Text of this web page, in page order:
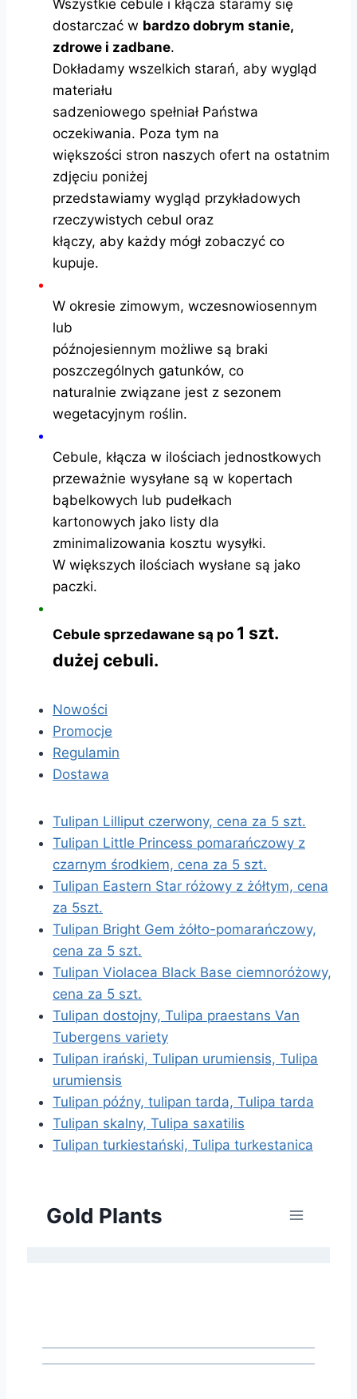
Wszystkie cebule i kłącza staramy się
dostarczać w bardzo dobrym stanie,
zdrowe i zadbane.
Dokładamy wszelkich starań, aby wygląd
materiału
sadzeniowego spełniał Państwa
oczekiwania. Poza tym na
większości stron naszych ofert na ostatnim
zdjęciu poniżej
przedstawiamy wygląd przykładowych
rzeczywistych cebul oraz
kłączy, aby każdy mógł zobaczyć co
kupuje.
W okresie zimowym, wczesnowiosennym
lub
późnojesiennym możliwe są braki
poszczególnych gatunków, co
naturalnie związane jest z sezonem
wegetacyjnym roślin.
Cebule, kłącza w ilościach jednostkowych
przeważnie wysyłane są w kopertach
bąbelkowych lub pudełkach
kartonowych jako listy dla
zminimalizowania kosztu wysyłki.
W większych ilościach wysłane są jako
paczki.
Cebule sprzedawane są po 1 szt.
dużej cebuli.
Nowości
Promocje
Regulamin
Dostawa
Tulipan Lilliput czerwony, cena za 5 szt.
Tulipan Little Princess pomarańczowy z
czarnym środkiem, cena za 5 szt.
Tulipan Eastern Star różowy z żółtym, cena
za 5szt.
Tulipan Bright Gem żółto-pomarańczowy,
cena za 5 szt.
Tulipan Violacea Black Base ciemnoróżowy,
cena za 5 szt.
Tulipan dostojny, Tulipa praestans Van
Tubergens variety
Tulipan irański, Tulipan urumiensis, Tulipa
urumiensis
Tulipan późny, tulipan tarda, Tulipa tarda
Tulipan skalny, Tulipa saxatilis
Tulipan turkiestański, Tulipa turkestanica